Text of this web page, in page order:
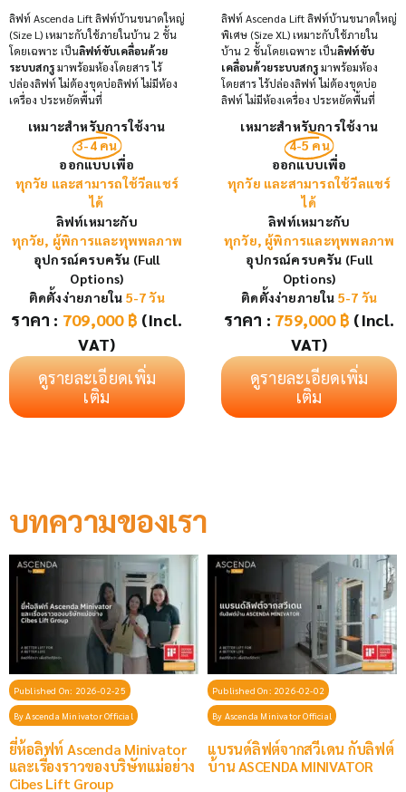
ลิฟท์ Ascenda Lift ลิฟท์บ้านขนาดใหญ่
(Size L) เหมาะกับใช้ภายในบ้าน 2 ชั้น
โดยเฉพาะ เป็นลิฟท์ขับเคลื่อนด้วย
ระบบสกรูมาพร้อมห้องโดยสาร ไร้
ปล่องลิฟท์ ไม่ต้องขุดบ่อลิฟท์ ไม่มีห้อง
เครื่อง ประหยัดพื้นที่
เหมาะสำหรับการใช้งาน
3-4 คน
ออกแบบเพื่อ
ทุกวัย และสามารถใช้วีลแชร์
ได้
ลิฟท์เหมาะกับ
ทุกวัย, ผู้พิการและทุพพลภาพ
อุปกรณ์ครบครัน (Full
Options)
ติดตั้งง่ายภายใน 5-7 วัน
ราคา : 709,000 ฿ (Incl.
VAT)
ดูรายละเอียดเพิ่ม
เติม
ลิฟท์ Ascenda Lift ลิฟท์บ้านขนาดใหญ่
พิเศษ (Size XL) เหมาะกับใช้ภายใน
บ้าน 2 ชั้นโดยเฉพาะ เป็นลิฟท์ขับ
เคลื่อนด้วยระบบสกรูมาพร้อมห้อง
โดยสาร ไร้ปล่องลิฟท์ ไม่ต้องขุดบ่อ
ลิฟท์ ไม่มีห้องเครื่อง ประหยัดพื้นที่
เหมาะสำหรับการใช้งาน
4-5 คน
ออกแบบเพื่อ
ทุกวัย และสามารถใช้วีลแชร์
ได้
ลิฟท์เหมาะกับ
ทุกวัย, ผู้พิการและทุพพลภาพ
อุปกรณ์ครบครัน (Full
Options)
ติดตั้งง่ายภายใน 5-7 วัน
ราคา : 759,000 ฿ (Incl.
VAT)
ดูรายละเอียดเพิ่ม
เติม
บทความของเรา
Published On: 2026-02-25
ByAscenda Minivator Official
ยี่ห้อลิฟท์ Ascenda Minivator
และเรื่องราวของบริษัทแม่อย่าง
Cibes Lift Group
Published On: 2026-02-02
By Ascenda Minivator Official
แบรนด์ลิฟต์จากสวีเดน กับลิฟต์
บ้าน ASCENDA MINIVATOR